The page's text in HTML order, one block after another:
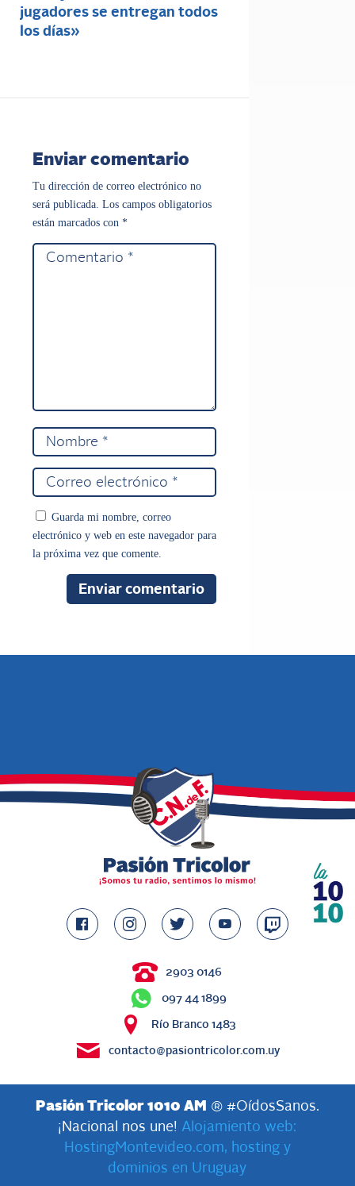
jugadores se entregan todos
los días»
Enviar comentario
Tu dirección de correo electrónico no
será publicada. Los campos obligatorios
están marcados con *
Guarda mi nombre, correo
electrónico y web en este navegador para
la próxima vez que comente.
2903 0146
097 44 1899
Río Branco 1483
contacto@pasiontricolor.com.uy
Pasión Tricolor 1010 AM
® #OídosSanos.
¡Nacional nos une! Alojamiento web:
HostingMontevideo.com, hosting y
dominios en Uruguay